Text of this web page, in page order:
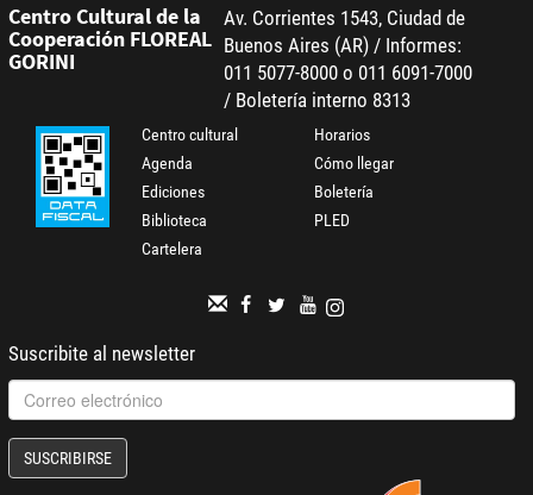
Centro Cultural de la
Cooperación FLOREAL
GORINI
Av. Corrientes 1543, Ciudad de
Buenos Aires (AR) / Informes:
011 5077-8000 o 011 6091-7000
/ Boletería interno 8313
Centro cultural
Agenda
Ediciones
Biblioteca
Cartelera
Horarios
Cómo llegar
Boletería
PLED
Suscribite al newsletter
SUSCRIBIRSE